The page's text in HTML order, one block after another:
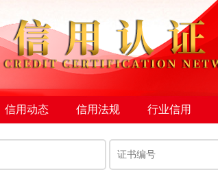
信用动态 信用法规 行业信用